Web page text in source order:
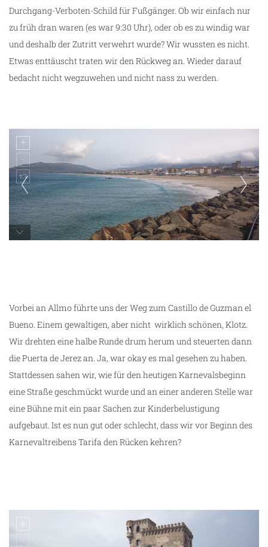
Durchgang-Verboten-Schild für Fußgänger. Ob wir einfach nur
zu früh dran waren (es war 9:30 Uhr), oder ob es zu windig war
und deshalb der Zutritt verwehrt wurde? Wir wussten es nicht.
Etwas enttäuscht traten wir den Rückweg an. Wieder darauf
bedacht nicht wegzuwehen und nicht nass zu werden.
Vorbei an Allmo führte uns der Weg zum Castillo de Guzman el
Bueno. Einem gewaltigen, aber nicht wirklich schönen, Klotz.
Wir drehten eine halbe Runde drum herum und steuerten dann
die Puerta de Jerez an. Ja, war okay es mal gesehen zu haben.
Stattdessen sahen wir, wie für den heutigen Karnevalsbeginn
eine Straße geschmückt wurde und an einer anderen Stelle war
eine Bühne mit ein paar Sachen zur Kinderbelustigung
aufgebaut. Ist es nun gut oder schlecht, dass wir vor Beginn des
Karnevaltreibens Tarifa den Rücken kehren?